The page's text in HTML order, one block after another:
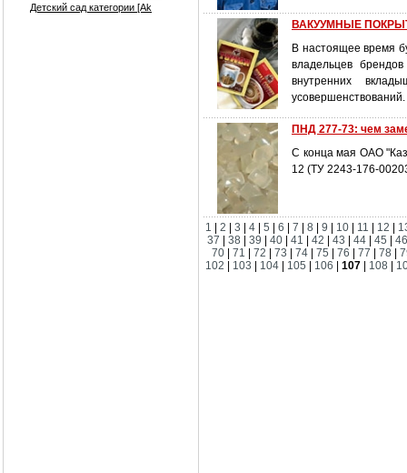
Детский сад категории [Аk
ВАКУУМНЫЕ
В настоящее время
владельцев
внутренних
усовершенствований.
ПНД 277-73: чем
С конца мая ОАО
12 (ТУ 2243-176-
1 2 3 4 5 6 7 8 9 10 11 12
37
|38 |39 |40 |41 |42 |43 |44 |45 |
70
71 72 73 74 75 76 77 78
102
103 104 105 106 |107 108